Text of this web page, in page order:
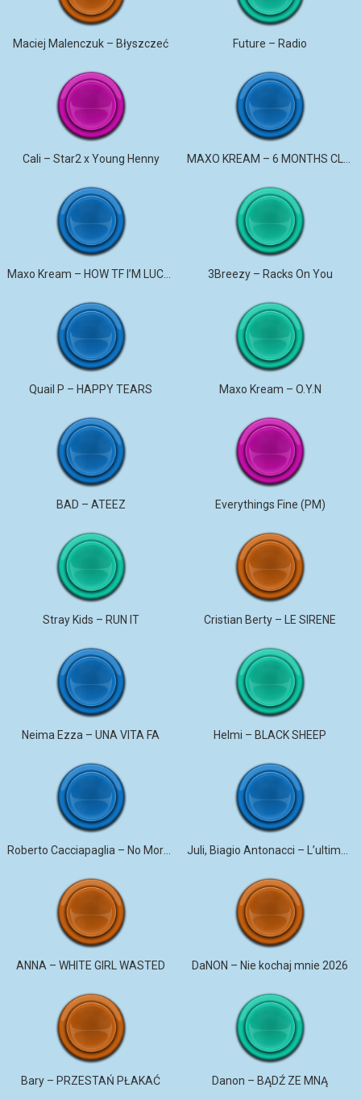
Maciej Malenczuk – Błyszczeć Future – Radio
Cali – Star2 x Young Henny
Maxo Kream – HOW TF I’M LUCKY 3Breezy – Racks On You
Quail P – HAPPY TEARS Maxo Kream – O.Y.N
BAD – ATEEZ Everythings Fine (PM)
Stray Kids – RUN IT Cristian Berty – LE SIRENE
Neima Ezza – UNA VITA FA Helmi – BLACK SHEEP
Roberto Cacciapaglia – No More Violence
ANNA – WHITE GIRL WASTED DaNON – Nie kochaj mnie 2026
Bary – PRZESTAŃ PŁAKAĆ Danon – BĄDŹ ZE MNĄ